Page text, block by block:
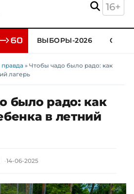
16+
ВЫБОРЫ-2026
» Чтобы чадо было радо: как
лагерь
было радо: как
в летний
14-06-2025